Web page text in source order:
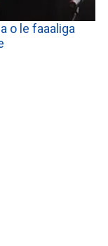
o le faaaliga